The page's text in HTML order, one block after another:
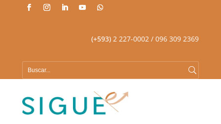
(+593)2 227-0002 / 096 309 2369